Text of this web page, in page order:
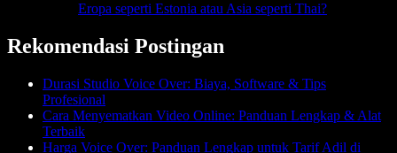
Eropa seperti Estonia atau Asia seperti Thai?
Rekomendasi Postingan
Durasi Studio Voice Over: Biaya, Software & Tips
Profesional
Cara Menyematkan Video Online: Panduan Lengkap & Alat
Terbaik
Harga Voice Over: Panduan Lengkap untuk Tarif Adil di